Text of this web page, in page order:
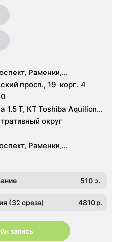
Раменки,
просп., 19, корп. 4
1.5 T, КТ Toshiba Aquilion
iU22округ
Раменки,
510 p.
(32 среза) 4810 p.
запись